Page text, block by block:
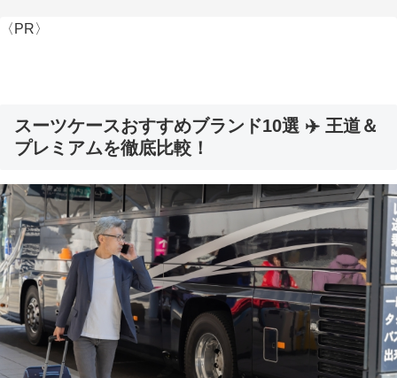
〈PR〉
スーツケースおすすめブランド10選 ✈️ 王道＆
プレミアムを徹底比較！